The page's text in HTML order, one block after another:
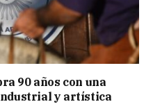
90 años con una
y artística